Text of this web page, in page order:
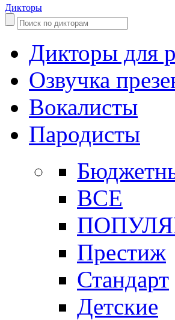
Дикторы
Дикторы для
Озвучка
Вокалисты
Пародисты
ВСЕ
Престиж
Стандарт
Детские